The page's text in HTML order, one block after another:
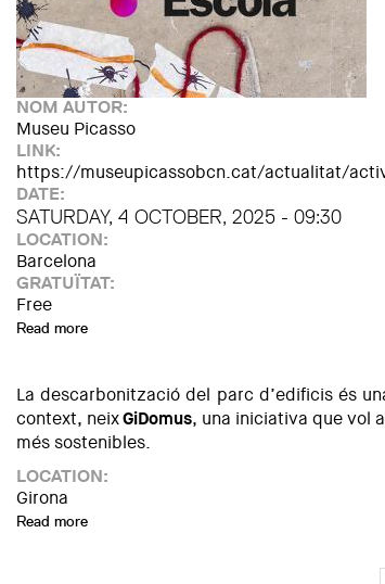
NOM AUTOR:
Museu Picasso
LINK:
https://museupicassobcn.cat/actualitat/
DATE:
SATURDAY, 4 OCTOBER, 2025 - 09:30
LOCATION:
Barcelona
GRATUÏTAT:
Free
Read more
La descarbonització del parc d’edificis és
context, neixGiDomus, una iniciativa que vol
més sostenibles.
LOCATION:
Girona
Read more